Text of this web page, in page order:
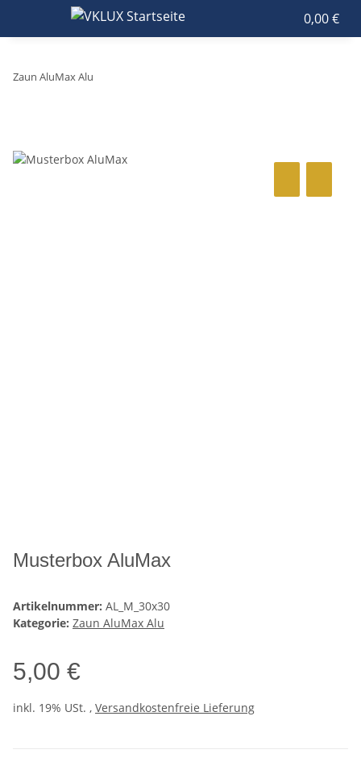
0,00 €
Zaun AluMax Alu
Musterbox AluMax
Artikelnummer: AL_M_30x30
Kategorie: Zaun AluMax Alu
5,00 €
inkl. 19% USt. , Versandkostenfreie Lieferung